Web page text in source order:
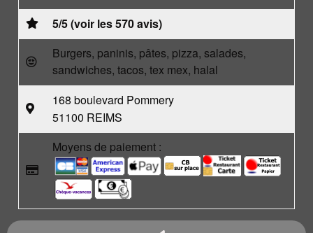
5/5 (voir les 570 avis)
Burgers, paninis, pâtes, pizza, salades,
sandwiches, tacos, tex mex, halal
168 boulevard Pommery
51100 REIMS
Moyens de paiement :